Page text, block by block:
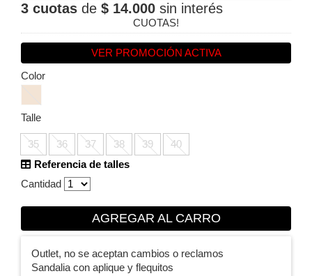
3 cuotas de $ 14.000 sin interés
CUOTAS!
VER PROMOCIÓN ACTIVA
Color
Talle
35 36 37 38 39
40
Referencia de talles
Cantidad
AGREGAR AL CARRO
Outlet, no se aceptan cambios o reclamos
Sandalia con aplique y flequitos